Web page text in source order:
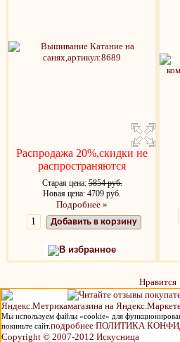
Распродажа 20%,скидки не
распространяются
Старая цена:5854 руб.
Новая цена: 4709 руб.
Подробнее »
Добавить в корзину
В избранное
Нравится
Мы используем файлы «cookie» для
покиньте сайт.подробнее ПОЛИТИКА
Copyright © 2007-2012 Искусница